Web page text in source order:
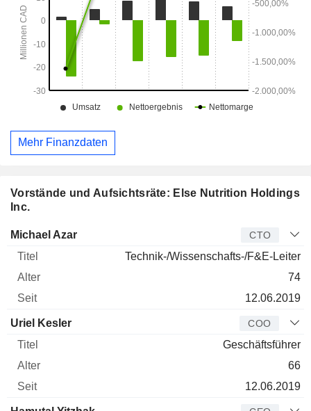
Vorstände und Aufsichtsräte: Else Nutrition Holdings
Inc.
Manager Titel
Michael Azar CTO
Technik-/Wissenschafts-/F&E-Leiter
74
12.06.2019
Uriel Kesler COO
Geschäftsführer
66
12.06.2019
Mehr Finanzdaten